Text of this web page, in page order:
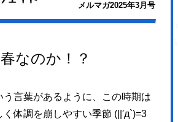
メルマガ2025年3月号
なのか！？
う言葉があるように、この時期は
体調を崩しやすい季節 (||′д`)=3
= {"baseUrl":"https:\/\/s.w.org\/images\/